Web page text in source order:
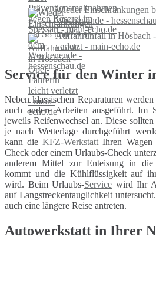
Wieder Einschränkungen
Wochenende -
Auffahrunfall in Hösbach
verletzt - main-echo.de
Service für den Winter
Neben klassischen Reparaturen
auch andere Arbeiten ausgeführt. Im
jeweils Reifenwechsel an. Diese
je nach Wetterlage durchgeführt
kann dieKFZ-Werkstatt Ihren
Check oder einem Urlaubs-Check
anderem Mittel zur Enteisung in die
kommt und die Kühlflüssigkeit auf
wird. Beim Urlaubs-Service wird Ihr
auf Langstreckentauglichkeit
auch eine längere Reise antreten.
Autowerkstatt in Ihrer